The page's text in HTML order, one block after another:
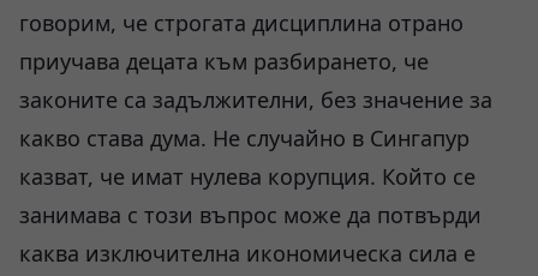
говорим, че строгата дисциплина отрано
приучава децата към разбирането, че
законите са задължителни, без значение за
какво става дума. Не случайно в Сингапур
казват, че имат нулева корупция. Който се
занимава с този въпрос може да потвърди
каква изключителна икономическа сила е